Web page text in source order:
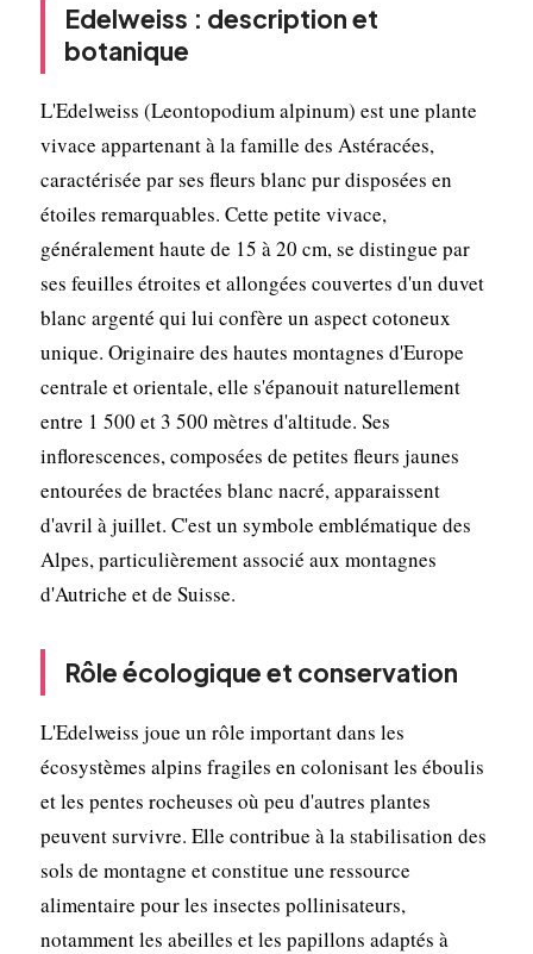
Edelweiss : description et
botanique
L'Edelweiss (Leontopodium alpinum) est une plante
vivace appartenant à la famille des Astéracées,
caractérisée par ses fleurs blanc pur disposées en
étoiles remarquables. Cette petite vivace,
généralement haute de 15 à 20 cm, se distingue par
ses feuilles étroites et allongées couvertes d'un duvet
blanc argenté qui lui confère un aspect cotoneux
unique. Originaire des hautes montagnes d'Europe
centrale et orientale, elle s'épanouit naturellement
entre 1 500 et 3 500 mètres d'altitude. Ses
inflorescences, composées de petites fleurs jaunes
entourées de bractées blanc nacré, apparaissent
d'avril à juillet. C'est un symbole emblématique des
Alpes, particulièrement associé aux montagnes
d'Autriche et de Suisse.
Rôle écologique et conservation
L'Edelweiss joue un rôle important dans les
écosystèmes alpins fragiles en colonisant les éboulis
et les pentes rocheuses où peu d'autres plantes
peuvent survivre. Elle contribue à la stabilisation des
sols de montagne et constitue une ressource
alimentaire pour les insectes pollinisateurs,
notamment les abeilles et les papillons adaptés à